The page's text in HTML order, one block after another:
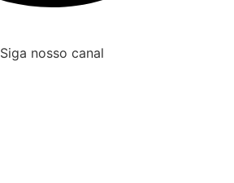
Siga nosso canal